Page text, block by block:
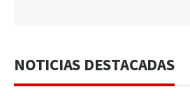
NOTICIAS DESTACADAS